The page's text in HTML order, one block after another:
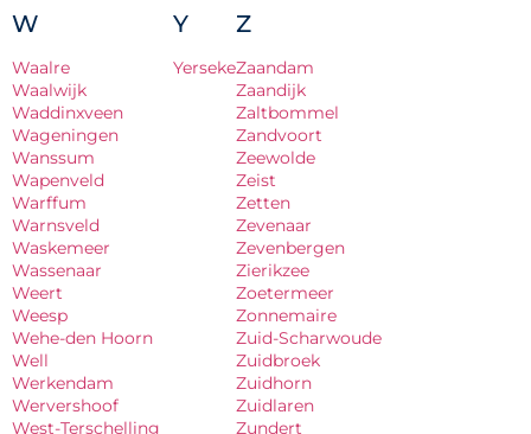
W
Waalre
Waalwijk
Waddinxveen
Wageningen
Wanssum
Wapenveld
Warffum
Warnsveld
Waskemeer
Wassenaar
Weert
Weesp
Wehe-den Hoorn
Well
Werkendam
Wervershoof
West-Terschelling
Y
Yerseke
Z
Zaandam
Zaandijk
Zaltbommel
Zandvoort
Zeewolde
Zeist
Zetten
Zevenaar
Zevenbergen
Zierikzee
Zoetermeer
Zonnemaire
Zuid-Scharwoude
Zuidbroek
Zuidhorn
Zuidlaren
Zundert